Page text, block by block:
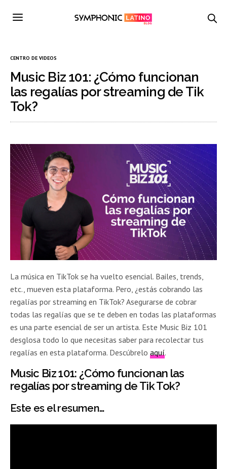
CENTRO DE VIDEOS
Music Biz 101: ¿Cómo funcionan
las regalías por streaming de Tik
Tok?
La música en TikTok se ha vuelto esencial. Bailes, trends,
etc., mueven esta plataforma. Pero, ¿estás cobrando las
regalías por streaming en TikTok? Asegurarse de cobrar
todas las regalías que se te deben en todas las plataformas
es una parte esencial de ser un artista. Este Music Biz 101
desglosa todo lo que necesitas saber para recolectar tus
regalías en esta plataforma. Descúbreloaquí.
Music Biz 101: ¿Cómo funcionan las
regalías por streaming de Tik Tok?
Este es el resumen…